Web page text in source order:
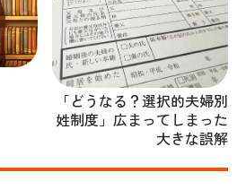
「どうなる？選択的夫婦別
姓制度」広まってしまった
大きな誤解